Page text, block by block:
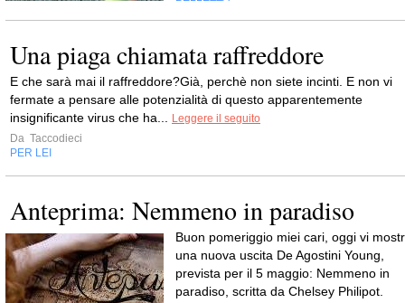
Una piaga chiamata raffreddore
E che sarà mai il raffreddore?Già, perchè non siete incinti. E non vi
fermate a pensare alle potenzialità di questo apparentemente
insignificante virus che ha...
Leggere il seguito
Da Taccodieci
PER LEI
Anteprima: Nemmeno in paradiso
Buon pomeriggio miei cari, oggi vi mostr
una nuova uscita De Agostini Young,
prevista per il 5 maggio: Nemmeno in
paradiso, scritta da Chelsey Philipot.